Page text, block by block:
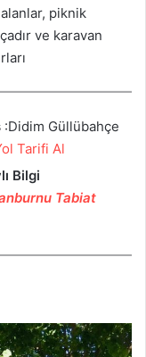
piknik
ve karavan
:Didim Güllübahçe
Tarifi Al
Bilgi
Tabiat